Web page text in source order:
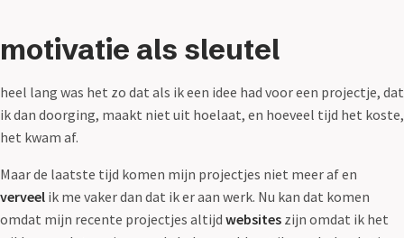
motivatie als sleutel
heel lang was het zo dat als ik een idee had voor een projectje, dat
ik dan doorging, maakt niet uit hoelaat, en hoeveel tijd het koste,
het kwam af.
Maar de laatste tijd komen mijn projectjes niet meer af en
verveel ik me vaker dan dat ik er aan werk. Nu kan dat komen
omdat mijn recente projectjes altijd websites zijn omdat ik het